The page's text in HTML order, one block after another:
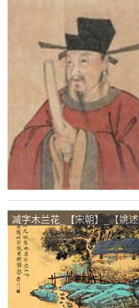
减字木兰花_【宋朝】_【姚述
尧】